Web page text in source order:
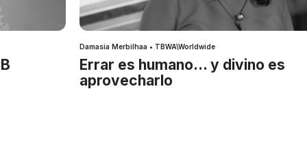
Damasia Merbilhaa • TBWA\Worldwide
Errar es humano… y divino es
aprovecharlo